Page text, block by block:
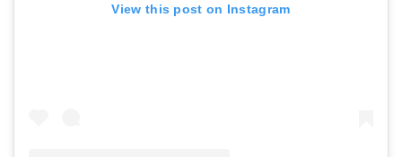
View this post on Instagram